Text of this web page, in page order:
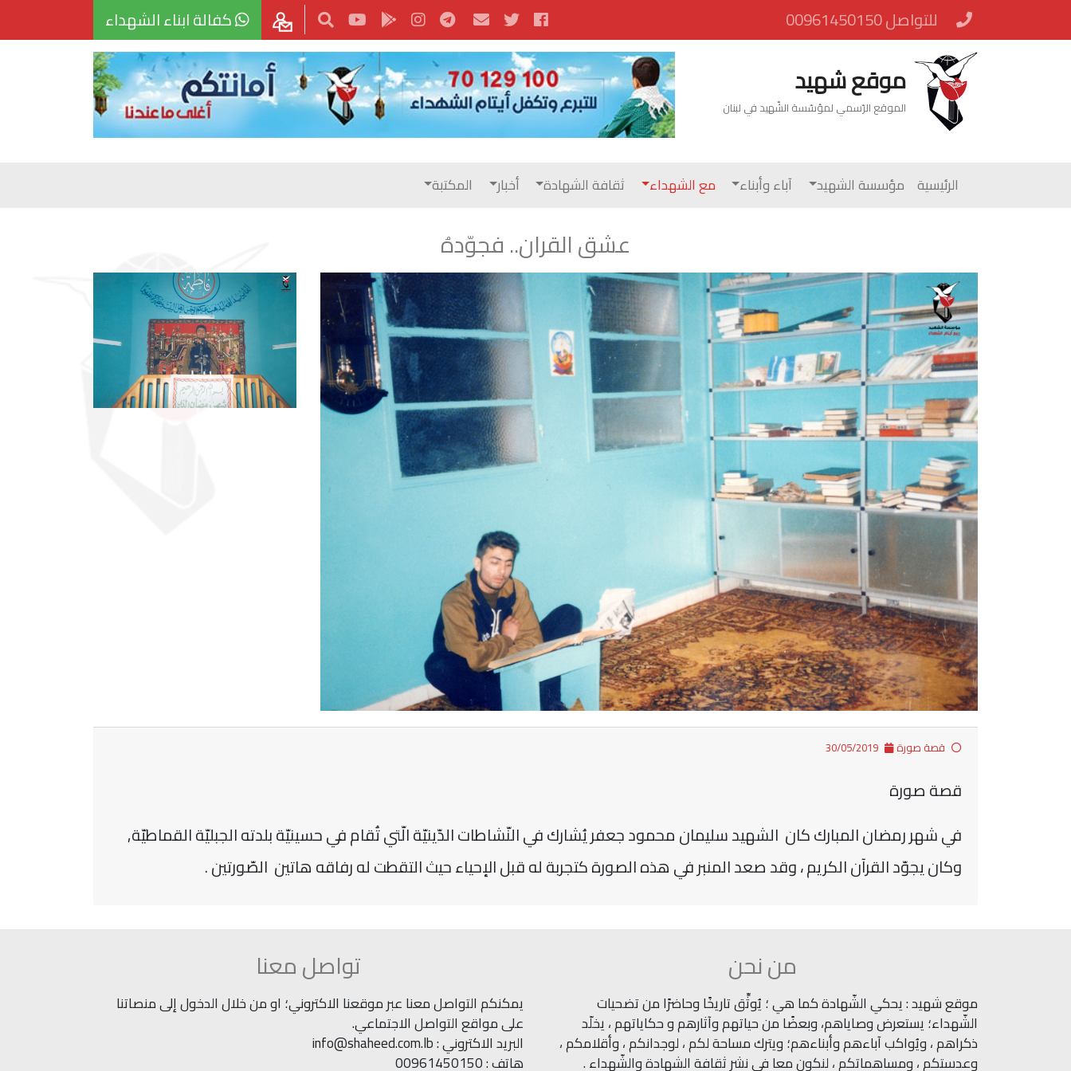
للتواصل 00961450150 كفالة ابناء الشهداء
موقع شهيد
الموقع الرّسمي لمؤسّسة الشّهيد في لبنان
الرئيسية مؤسسة الشهيد آباء وأبناء مع الشهداء ثقافة الشهادة أخبار المكتبة
عشق القران.. فجوّدهُ
قصة صورة
قصة صورة
في شهر رمضان المبارك كان الشهيد سليمان محمود جعفر يُشارك في النّشاطات الدّينيّة الّتي تُقام في حسينيّة بلدته الجبليّة القماطيّة,
وكان يجوّد القرآن الكريم ، وقد صعد المنبر في هذه الصورة كتجربة له قبل الإحياء حيث التقطت له رفاقه هاتين الصّورتين .
من نحن
موقع شهيد : يحكي الشّهادة كما هي ؛ يُوثِّق تاريخًا وحاضرًا من تضحيات
الشّهداء؛ يستعرض وصاياهم، وبعضًا من حياتهم وآثارهم و حكاياتهم ، يخلّد
ذكراهم ، ويُواكب آباءهم وأبناءهم؛ ويترك مساحة لكم ، لوجدانكم ، وأقلامكم ،
وعدستكم ، ومساهماتكم ، لنكون معا في نشر ثقافة الشهادة والشّهداء .
تواصل معنا
يمكنكم التواصل معنا عبر موقعنا الاكتروني؛ او من خلال الدخول إلى منصاتنا
على مواقع التواصل الاجتماعي.
البريد الاكتروني : info@shaheed.com.lb
هاتف : 00961450150